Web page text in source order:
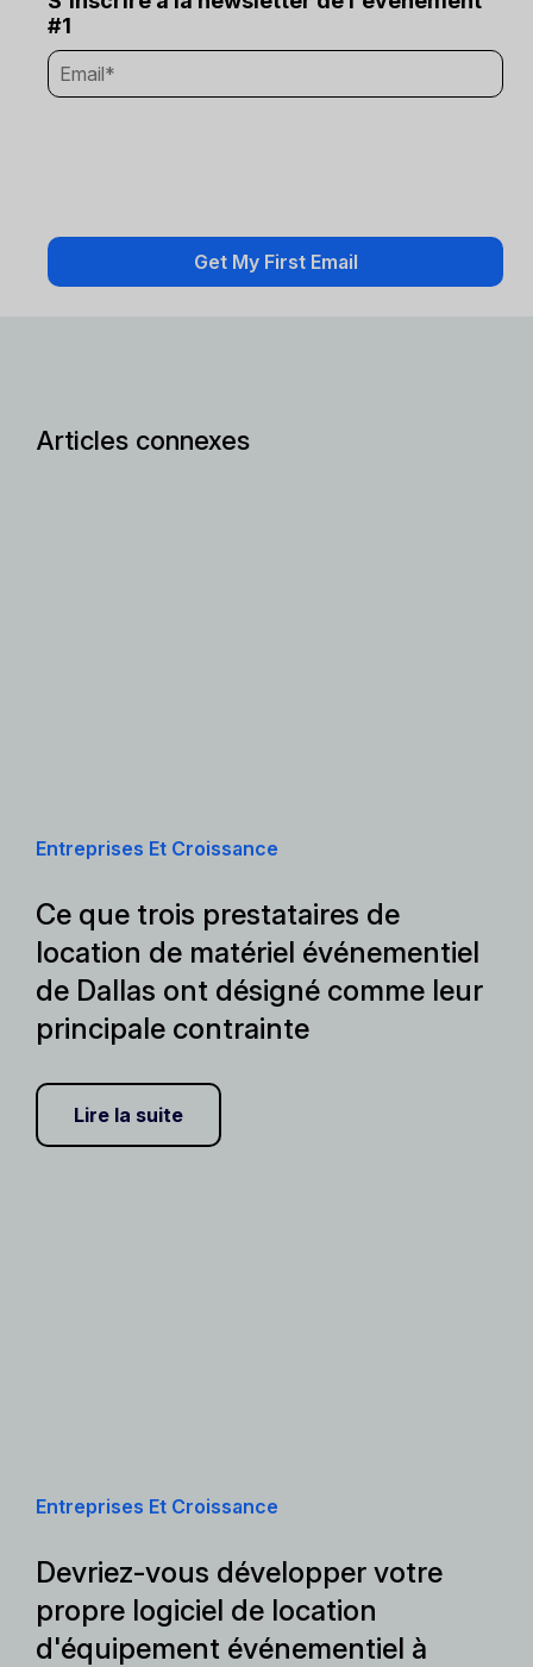
#1
Articles connexes
Entreprises Et Croissance
Ce que trois prestataires de
location de matériel événementiel
de Dallas ont désigné comme leur
principale contrainte
Lire la suite
Entreprises Et Croissance
Devriez-vous développer votre
propre logiciel de location
d'équipement événementiel à